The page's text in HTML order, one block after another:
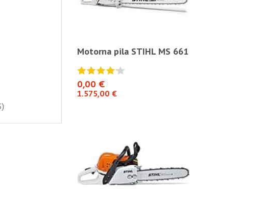
MS 661 Motorna pila STIHL MS 661
0,00 €
1.575,00 €